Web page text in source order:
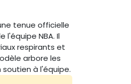
tenue officielle
l'équipe NBA. Il
respirants et
arbore les
à l'équipe.